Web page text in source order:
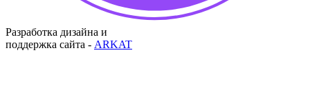
Разработка дизайна и
поддержка сайта - ARKAT